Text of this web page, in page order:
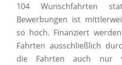
104 Wunschfahrten
Bewerbungen ist
so hoch. Finanziert
Fahrten ausschließlich
die Fahrten auch nur